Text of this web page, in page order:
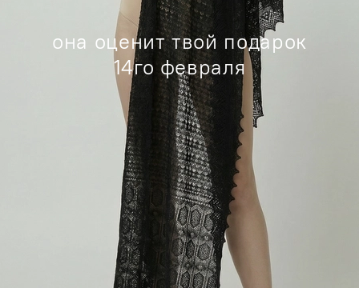
она оценит твой подарок
14го февраля